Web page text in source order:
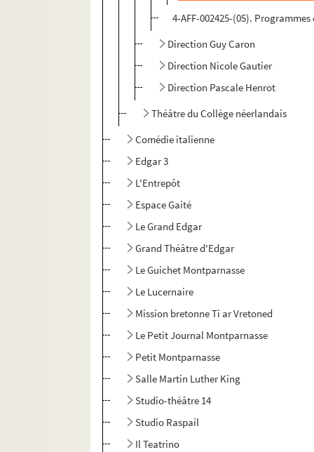
4-AFF-002425-(05).
Direction Guy Caron
Direction Nicole Gautier
Direction Pascale Henrot
Théâtre du Collège néerlandais
Comédie italienne
Edgar 3
L'Entrepôt
Espace Gaité
Le Grand Edgar
Grand Théâtre d'Edgar
Le Guichet Montparnasse
Le Lucernaire
Mission bretonne Ti ar Vretoned
Le Petit Journal Montparnasse
Petit Montparnasse
Salle Martin Luther King
Studio-théâtre 14
Studio Raspail
Il Teatrino